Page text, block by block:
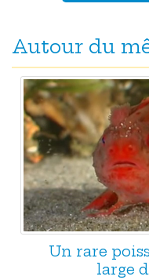
Autour du
Un rare
large